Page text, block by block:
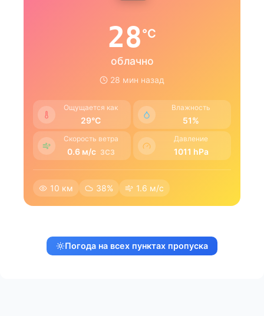
28°C
облачно
28 мин назад
Ощущается как
29°C
Влажность
51%
Скорость ветра
0.6 м/с ЗCЗ
Давление
1011 hPa
10 км 38% 1.6 м/с
Погода на всех пунктах пропуска